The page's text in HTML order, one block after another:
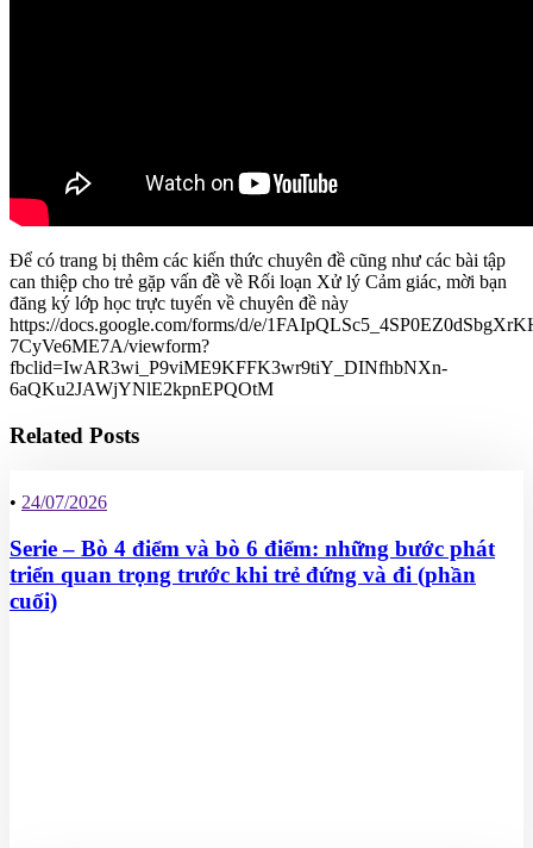
Để có trang bị thêm các kiến thức chuyên đề cũng như các bài tập
can thiệp cho trẻ gặp vấn đề về Rối loạn Xử lý Cảm giác, mời bạn
đăng ký lớp học trực tuyến về chuyên đề này
https://docs.google.com/forms/d/e/
7CyVe6ME7A/viewform?
fbclid=IwAR3wi_P9viME9KFFK3wr9tiY_DINfhbNXn-
6aQKu2JAWjYNlE2kpnEPQOtM
Related Posts
• 24/07/2026
Serie – Bò 4 điểm và bò 6 điểm: những bước phát
triển quan trọng trước khi trẻ đứng và đi (phần
cuối)